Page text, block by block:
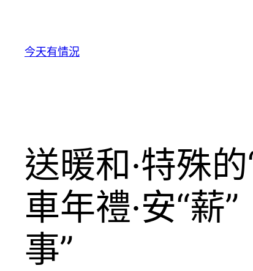
今天有情況
送暖和·特殊
車年禮·安“薪
事”